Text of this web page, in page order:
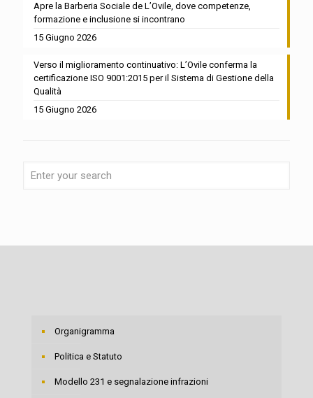
Apre la Barberia Sociale de L’Ovile, dove competenze,
formazione e inclusione si incontrano
15 Giugno 2026
Verso il miglioramento continuativo: L’Ovile conferma la
certificazione ISO 9001:2015 per il Sistema di Gestione della
Qualità
15 Giugno 2026
Organigramma
Politica e Statuto
Modello 231 e segnalazione infrazioni